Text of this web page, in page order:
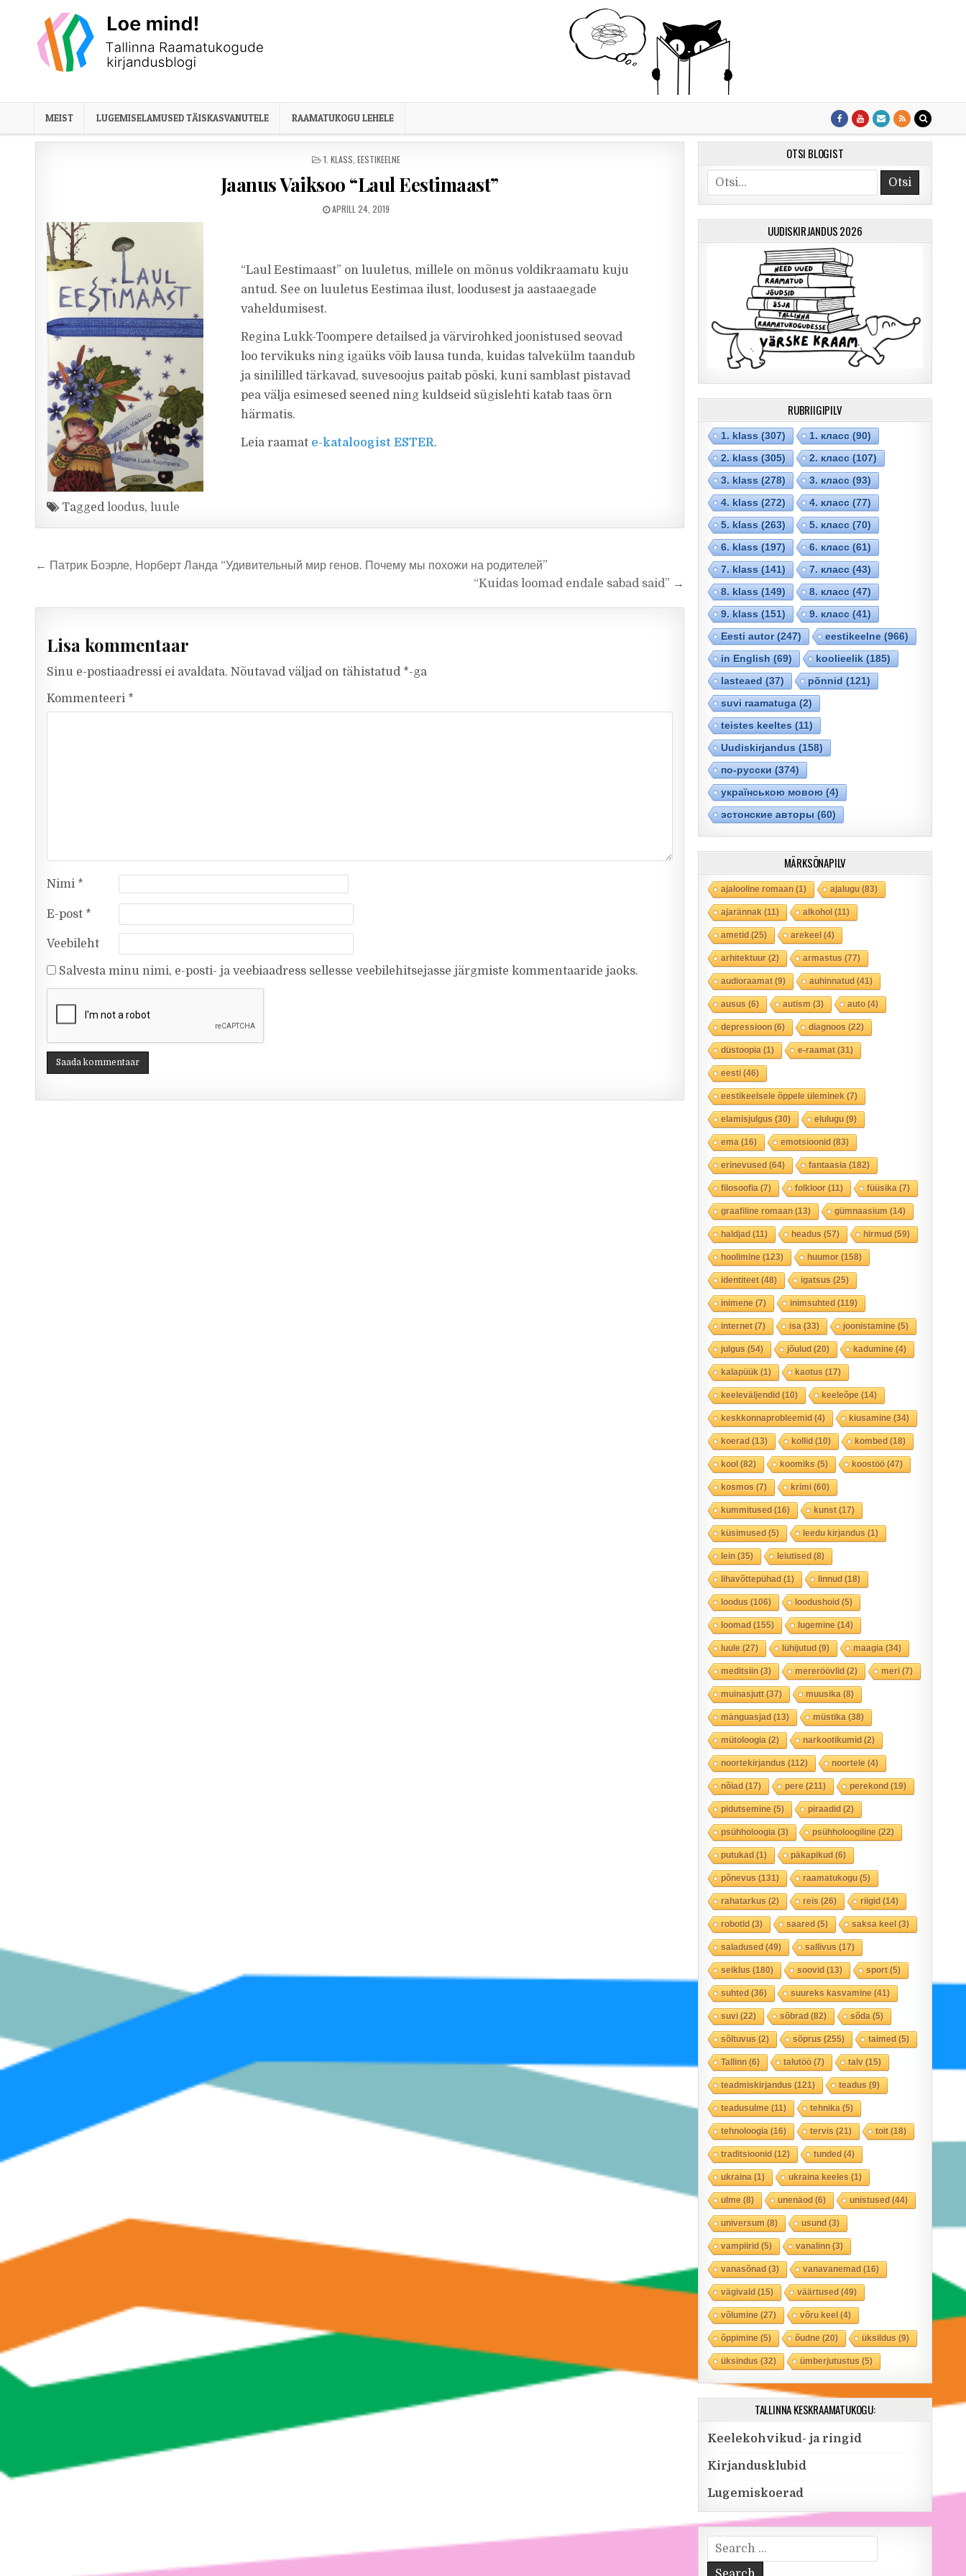
MEIST LUGEMISELAMUSED TÄISKASVANUTELE RAAMATUKOGU LEHELE
POSTED IN
1. KLASS EESTIKEELNE
Jaanus Vaiksoo “Laul Eestimaast”
PUBLISHED DATE:
APRILL 24, 2019
“Laul Eestimaast” on luuletus, millele on mõnus voldikraamatu kuju
antud. See on luuletus Eestimaa ilust, loodusest ja aastaaegade
vaheldumisest.
Regina Lukk-Toompere detailsed ja värvirohked joonistused seovad
loo tervikuks ning igaüks võib lausa tunda, kuidas talvekülm taandub
ja sinililled tärkavad, suvesoojus paitab põski, kuni samblast pistavad
pea välja esimesed seened ning kuldseid sügislehti katab taas õrn
härmatis.
Leia raamat e-kataloogist ESTER.
Tagged loodus, luule
Navigeerimine
← Патрик Боэрле, Норберт Ланда “Удивительный мир генов. Почему мы похожи на родителей”
“Kuidas loomad endale sabad said” →
Lisa kommentaar
Sinu e-postiaadressi ei avaldata. Nõutavad väljad on tähistatud *-ga
Kommenteeri *
Nimi *
E-post *
Veebileht
Salvesta minu nimi, e-posti- ja veebiaadress sellesse veebilehitsejasse järgmiste kommentaaride jaoks.
OTSI BLOGIST
Otsi
UUDISKIRJANDUS 2026
RUBRIIGIPILV
1. klass(307) 1. класс(90)
2. klass(305) 2. класс(107)
3. klass(278) 3. класс(93)
4. klass(272) 4. класс(77)
5. klass(263) 5. класс(70)
6. klass(197) 6. класс(61)
7. klass(141) 7. класс(43)
8. klass(149) 8. класс(47)
9. klass(151) 9. класс(41)
Eesti autor(247) eestikeelne(966)
in English (69) koolieelik(185)
lasteaed (37) põnnid (121)
suvi raamatuga(2)
teistes keeltes(11)
Uudiskirjandus(158)
по-русски (374)
українською мовою(4)
эстонские авторы(60)
MÄRKSÕNAPILV
ajalooline romaan(1) ajalugu(83)
ajarännak(11) alkohol(11)
ametid(25) arekeel(4)
arhitektuur(2) armastus(77)
audioraamat(9) auhinnatud(41)
ausus(6) autism(3) auto(4)
depressioon(6) diagnoos(22)
düstoopia(1) e-raamat(31)
eesti(46)
eestikeelsele õppele üleminek(7)
elamisjulgus(30) elulugu(9)
ema(16) emotsioonid(83)
erinevused(64) fantaasia(182)
filosoofia(7) folkloor(11) füüsika(7)
graafiline romaan(13) gümnaasium(14)
haldjad(11) headus(57) hirmud(59)
hoolimine(123) huumor(158)
identiteet(48) igatsus(25)
inimene(7) inimsuhted(119)
internet(7) isa(33) joonistamine(5)
julgus(54) jõulud(20) kadumine(4)
kalapüük(1) kaotus(17)
keeleväljendid(10) keeleõpe(14)
keskkonnaprobleemid(4) kiusamine(34)
koerad(13) kollid(10) kombed(18)
kool(82) koomiks(5) koostöö(47)
kosmos(7) krimi(60)
kummitused(16) kunst(17)
küsimused(5) leedu kirjandus(1)
lein(35) leiutised(8)
lihavõttepühad(1) linnud(18)
loodus(106) loodushoid(5)
loomad(155) lugemine(14)
luule(27) lühijutud(9) maagia(34)
meditsiin(3) mereröövlid(2) meri(7)
muinasjutt(37) muusika(8)
mänguasjad(13) müstika(38)
mütoloogia(2) narkootikumid(2)
noortekirjandus(112) noortele(4)
nõiad(17) pere(211) perekond(19)
pidutsemine(5) piraadid(2)
psühholoogia(3) psühholoogiline(22)
putukad(1) päkapikud(6)
põnevus(131) raamatukogu(5)
rahatarkus(2) reis(26) riigid(14)
robotid(3) saared(5) saksa keel(3)
saladused(49) sallivus(17)
seiklus(180) soovid(13) sport(5)
suhted(36) suureks kasvamine(41)
suvi(22) sõbrad(82) sõda(5)
sõltuvus(2) sõprus(255) taimed(5)
Tallinn(6) talutöö(7) talv(15)
teadmiskirjandus(121) teadus(9)
teadusulme(11) tehnika(5)
tehnoloogia(16) tervis(21) toit(18)
traditsioonid(12) tunded(4)
ukraina(1) ukraina keeles(1)
ulme(8) unenäod(6) unistused(44)
universum(8) usund(3)
vampiirid(5) vanalinn(3)
vanasõnad(3) vanavanemad(16)
vägivald(15) väärtused(49)
võlumine(27) võru keel(4)
õppimine(5) õudne(20) üksildus(9)
üksindus(32) ümberjutustus(5)
TALLINNA KESKRAAMATUKOGU:
Keelekohvikud- ja ringid
Kirjandusklubid
Lugemiskoerad
Search for: